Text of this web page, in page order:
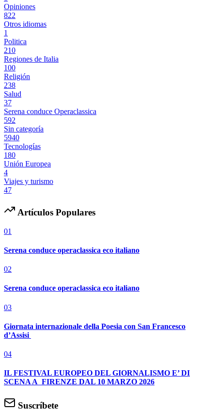
Opiniones
822
Otros idiomas
1
Politica
210
Regiones de Italia
100
Religión
238
Salud
37
Serena conduce Operaclassica
592
Sin categoría
5940
Tecnologías
180
Unión Europea
4
Viajes y turismo
47
Artículos Populares
01
Serena conduce operaclassica eco italiano
02
Serena conduce operaclassica eco italiano
03
Giornata internazionale della Poesia con San Francesco
d’Assisi
04
IL FESTIVAL EUROPEO DEL GIORNALISMO E’ DI
SCENA A FIRENZE DAL 10 MARZO 2026
Suscríbete